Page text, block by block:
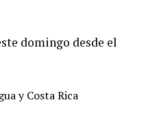
domingo desde el
y Costa Rica